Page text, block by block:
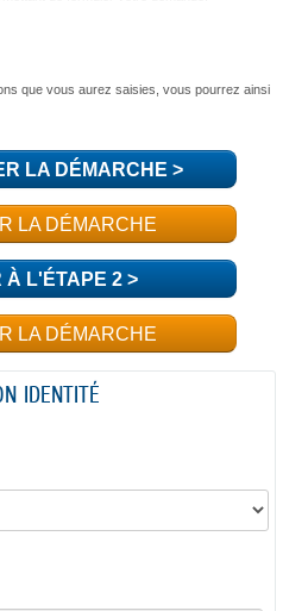
LA DÉMARCHE >
LA DÉMARCHE
À L'ÉTAPE 2 >
LA DÉMARCHE
IDENTITÉ